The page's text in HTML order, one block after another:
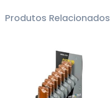
Produtos Relacionados